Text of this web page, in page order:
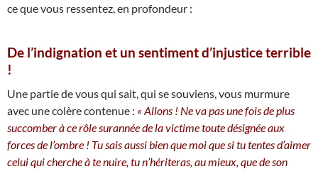
ce que vous ressentez, en profondeur :
De l’indignation et un sentiment d’injustice terrible
!
Une partie de vous qui sait, qui se souviens, vous murmure
avec une colère contenue : « Allons ! Ne va pas une fois de plus
succomber à ce rôle surannée de la victime toute désignée aux
forces de l’ombre ! Tu sais aussi bien que moi que si tu tentes d’aimer
celui qui cherche à te nuire, tu n’hériteras, au mieux, que de son